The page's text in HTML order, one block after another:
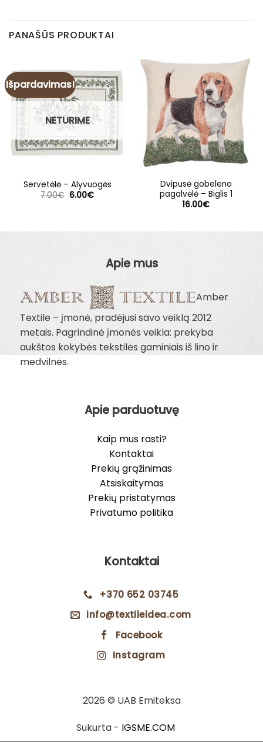
PANAŠŪS PRODUKTAI
Išpardavimas!
NETURIME
Servetėlė – Alyvuogės
7.00€ Original
6.00€Current
Dvipusė gobeleno
pagalvėlė – Biglis 1
16.00€
Apie mus
Amber
Textile – įmonė, pradėjusi savo veiklą 2012
metais. Pagrindinė įmonės veikla: prekyba
aukštos kokybės tekstilės gaminiais iš lino ir
medvilnės.
Apie parduotuvę
Kaip mus rasti?
Kontaktai
Prekių grąžinimas
Atsiskaitymas
Prekių pristatymas
Privatumo politika
Kontaktai
+370 652 03745
info@textileidea.com
Facebook
Instagram
2026 © UAB Emiteksa
Sukurta - IGSME.COM